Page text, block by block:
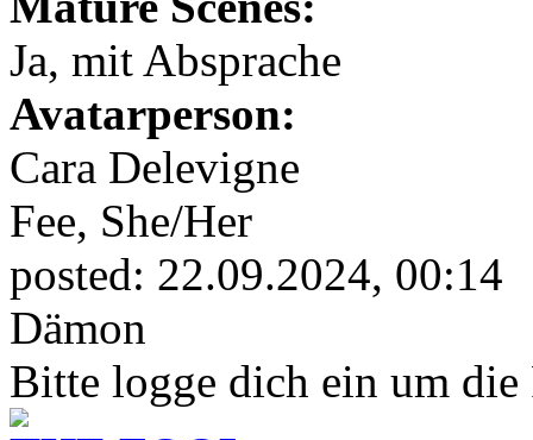
Ja, mit Absprache
Avatarperson:
Cara Delevigne
Fee, She/Her
posted: 22.09.2024, 00:14
Dämon
Bitte logge dich ein um die